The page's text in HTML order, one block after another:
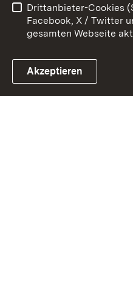
Link zum Landesportal
Impressum
Drittanbieter-Cookies
Facebook, X / Twitter
gesamten Webseite
Akzeptieren